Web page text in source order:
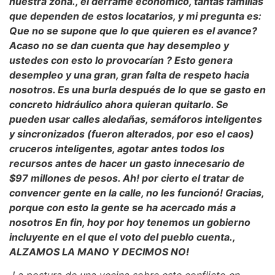
que dependen de estos locatarios, y mi pregunta es:
Que no se supone que lo que quieren es el avance?
Acaso no se dan cuenta que hay desempleo y
ustedes con esto lo provocarían ? Esto genera
desempleo y una gran, gran falta de respeto hacia
nosotros. Es una burla después de lo que se gasto en
concreto hidráulico ahora quieran quitarlo. Se
pueden usar calles aledañas, semáforos inteligentes
y sincronizados (fueron alterados, por eso el caos)
cruceros inteligentes, agotar antes todos los
recursos antes de hacer un gasto innecesario de
$97 millones de pesos. Ah! por cierto el tratar de
convencer gente en la calle, no les funcionó! Gracias,
porque con esto la gente se ha acercado más a
nosotros En fin, hoy por hoy tenemos un gobierno
incluyente en el que el voto del pueblo cuenta.,
ALZAMOS LA MANO Y DECIMOS NO!